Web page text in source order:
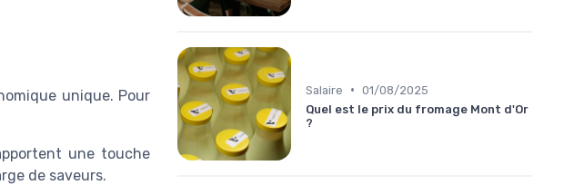
unique. Pour
une touche
de saveurs.
Salaire • 01/08/2025
Quel est le prix du fromage Mont d'Or
?